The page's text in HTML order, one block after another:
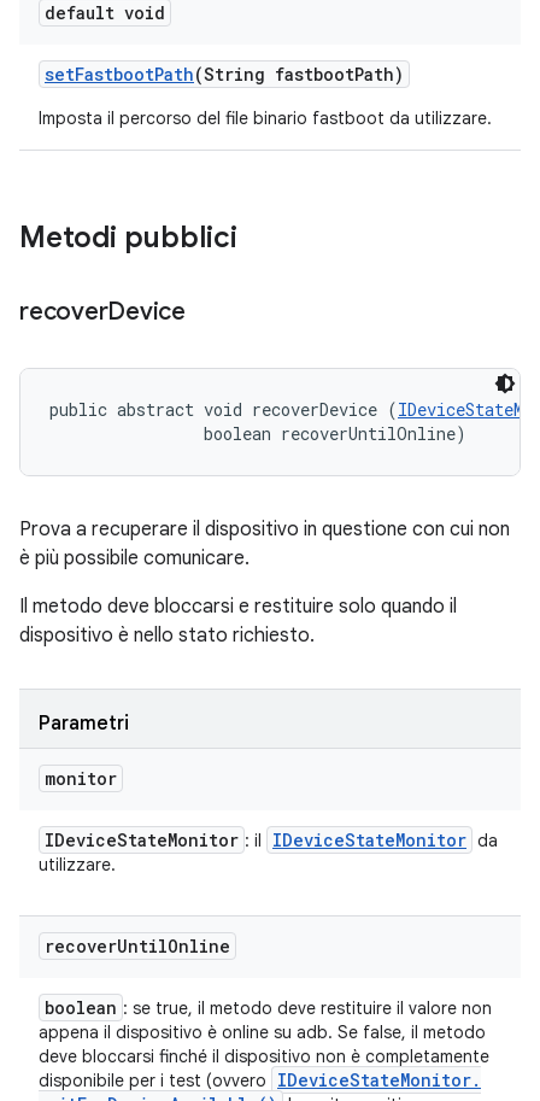
default void
setFastbootPath(String fastbootPath)
Imposta il percorso del file binario fastboot da utilizzare.
Metodi pubblici
recoverDevice
public abstract void recoverDevice (
                boolean recoverUntilOnline)
Prova a recuperare il dispositivo in questione con cui non
è più possibile comunicare.
Il metodo deve bloccarsi e restituire solo quando il
dispositivo è nello stato richiesto.
Parametri
monitor
IDeviceStateMonitor : il IDeviceStateMonitor da
utilizzare.
recoverUntilOnline
boolean : se true, il metodo deve restituire il valore non
appena il dispositivo è online su adb. Se false, il metodo
deve bloccarsi finché il dispositivo non è completamente
disponibile per i test (ovvero
IDeviceStateMonitor.